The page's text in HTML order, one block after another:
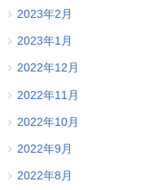
2023年2月
2023年1月
2022年12月
2022年11月
2022年10月
2022年9月
2022年8月